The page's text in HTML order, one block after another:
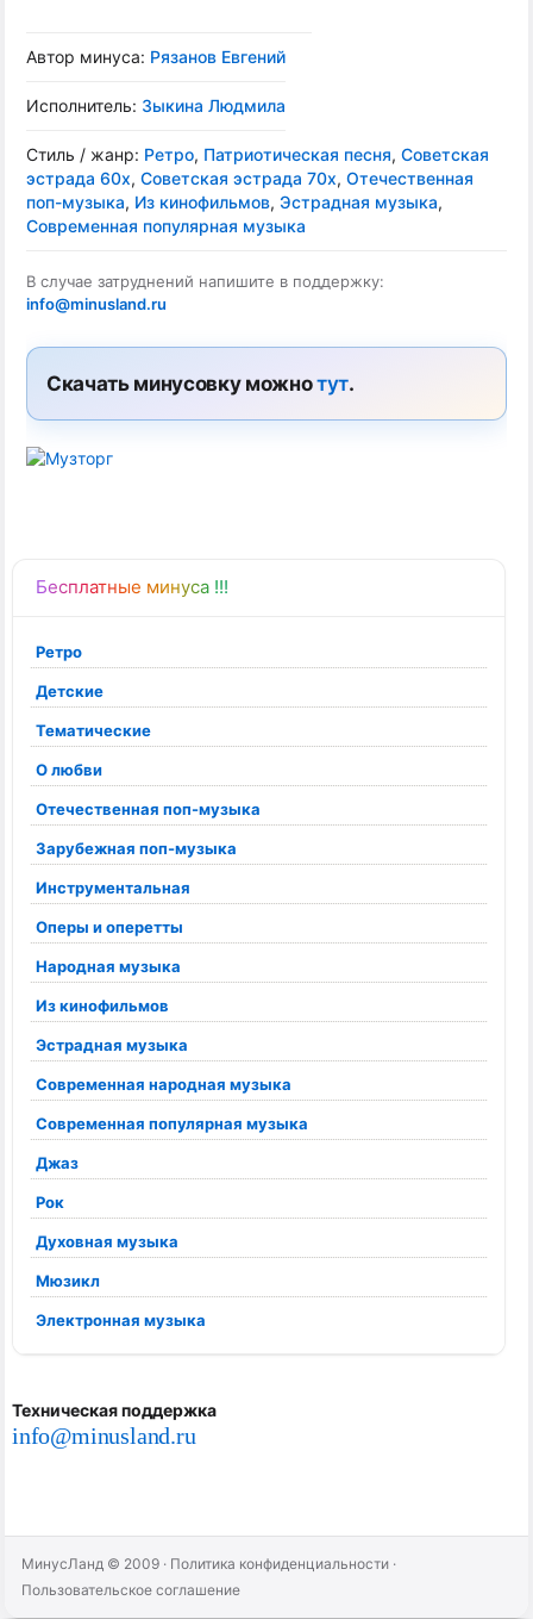
Бесплатные минуса !!!
Ретро
Детские
Тематические
О любви
Отечественная поп-музыка
Зарубежная поп-музыка
Инструментальная
Оперы и оперетты
Народная музыка
Из кинофильмов
Эстрадная музыка
Современная народная музыка
Современная популярная музыка
Джаз
Рок
Духовная музыка
Мюзикл
Электронная музыка
Техническая поддержка
info@minusland.ru
Автор минуса: Рязанов Евгений
Исполнитель: Зыкина Людмила
Стиль / жанр: Ретро, Патриотическая песня, Советская
эстрада 60х, Советская эстрада 70х, Отечественная
поп-музыка, Из кинофильмов, Эстрадная музыка,
Современная популярная музыка
В случае затруднений напишите в поддержку:
info@minusland.ru
Скачать минусовку можнотут.
МинусЛанд © 2009 · Политика конфиденциальности ·
Пользовательское соглашение